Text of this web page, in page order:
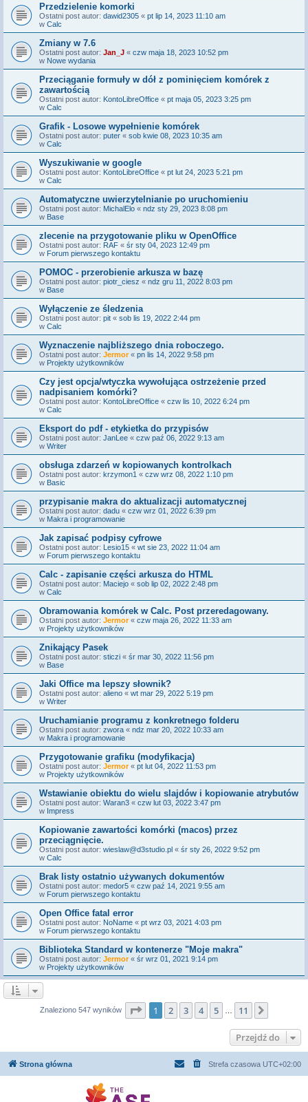
Przedzielenie komorki
Ostatni post autor: dawid2305 « pt lip 14, 2023 11:10 am
w Calc
Zmiany w 7.6
Ostatni post autor: Jan_J « czw maja 18, 2023 10:52 pm
w Nowe wydania
Przeciąganie formuły w dół z pominięciem komórek z
zawartością
Ostatni post autor: KontoLibreOffice « pt maja 05, 2023 3:25 pm
w Calc
Grafik - Losowe wypełnienie komórek
Ostatni post autor: puter « sob kwie 08, 2023 10:35 am
w Calc
Wyszukiwanie w google
Ostatni post autor: KontoLibreOffice « pt lut 24, 2023 5:21 pm
w Calc
Automatyczne uwierzytelnianie po uruchomieniu
Ostatni post autor: MichalElo « ndz sty 29, 2023 8:08 pm
w Base
zlecenie na przygotowanie pliku w OpenOffice
Ostatni post autor: RAF « śr sty 04, 2023 12:49 pm
w Forum pierwszego kontaktu
POMOC - przerobienie arkusza w bazę
Ostatni post autor: piotr_ciesz « ndz gru 11, 2022 8:03 pm
w Base
Wyłączenie ze śledzenia
Ostatni post autor: pit « sob lis 19, 2022 2:44 pm
w Calc
Wyznaczenie najbliższego dnia roboczego.
Ostatni post autor: Jermor« pn lis 14, 2022 9:58 pm
w Projekty użytkowników
Czy jest opcja/wtyczka wywołująca ostrzeżenie przed
nadpisaniem komórki?
Ostatni post autor: KontoLibreOffice « czw lis 10, 2022 6:24 pm
w Calc
Eksport do pdf - etykietka do przypisów
Ostatni post autor: JanLee « czw paź 06, 2022 9:13 am
w Writer
obsługa zdarzeń w kopiowanych kontrolkach
Ostatni post autor: krzymon1 « czw wrz 08, 2022 1:10 pm
w Basic
przypisanie makra do aktualizacji automatycznej
Ostatni post autor: dadu « czw wrz 01, 2022 6:39 pm
w Makra i programowanie
Jak zapisać podpisy cyfrowe
Ostatni post autor: Lesio15 « wt sie 23, 2022 11:04 am
w Forum pierwszego kontaktu
Calc - zapisanie części arkusza do HTML
Ostatni post autor: Maciejo « sob lip 02, 2022 2:48 pm
w Calc
Obramowania komórek w Calc. Post przeredagowany.
Ostatni post autor: Jermor« czw maja 26, 2022 11:33 am
w Projekty użytkowników
Znikający Pasek
Ostatni post autor: sticzi « śr mar 30, 2022 11:56 pm
w Base
Jaki Office ma lepszy słownik?
Ostatni post autor: alieno « wt mar 29, 2022 5:19 pm
w Writer
Uruchamianie programu z konkretnego folderu
Ostatni post autor: zwora « ndz mar 20, 2022 10:33 am
w Makra i programowanie
Przygotowanie grafiku (modyfikacja)
Ostatni post autor: Jermor« pt lut 04, 2022 11:53 pm
w Projekty użytkowników
Wstawianie obiektu do wielu slajdów i kopiowanie atrybutów
Ostatni post autor: Waran3 « czw lut 03, 2022 3:47 pm
w Impress
Kopiowanie zawartości komórki (macos) przez
przeciągnięcie.
Ostatni post autor: wieslaw@d3studio.pl « śr sty 26, 2022 9:52 pm
w Calc
Brak listy ostatnio używanych dokumentów
Ostatni post autor: medor5 « czw paź 14, 2021 9:55 am
w Forum pierwszego kontaktu
Open Office fatal error
Ostatni post autor: NoName « pt wrz 03, 2021 4:03 pm
w Forum pierwszego kontaktu
Biblioteka Standard w kontenerze "Moje makra"
Ostatni post autor: Jermor« śr wrz 01, 2021 9:14 pm
w Projekty użytkowników
Znaleziono 547 wyników Strona z11
1 2 3 4 5 11
Przejdź do
Strona główna Strefa czasowa UTC+02:00